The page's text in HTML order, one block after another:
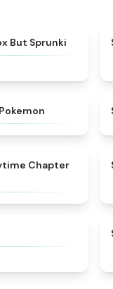
★ 4.5
But Sprunki
★
Chapter